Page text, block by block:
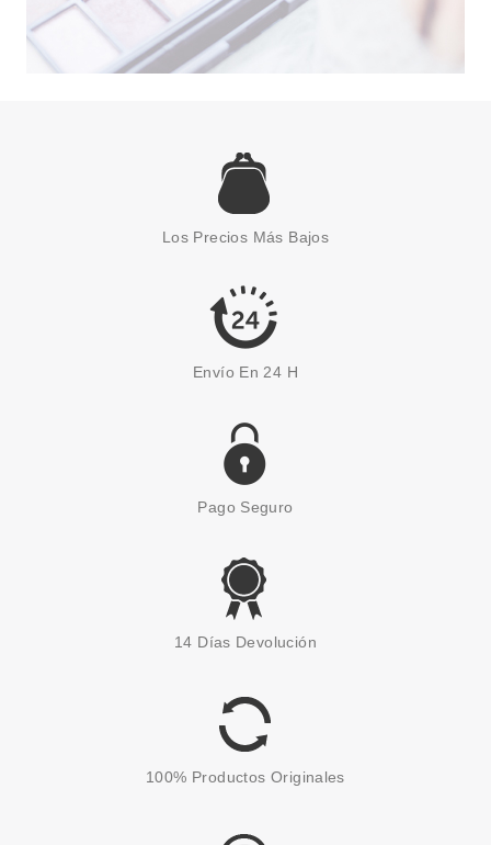
ADOLFO DOMINGUEZ
ADOLFO DOMINGUEZ
24.50€
Los Precios Más Bajos
Envío En 24 H
Pago Seguro
14 Días Devolución
100% Productos Originales